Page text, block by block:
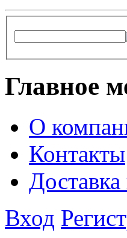
Главное
О
Контакты
Вход